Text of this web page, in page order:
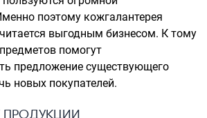
поэтому кожгалантерея
выгодным бизнесом. К тому
помогут
предложение существующего
новых покупателей.